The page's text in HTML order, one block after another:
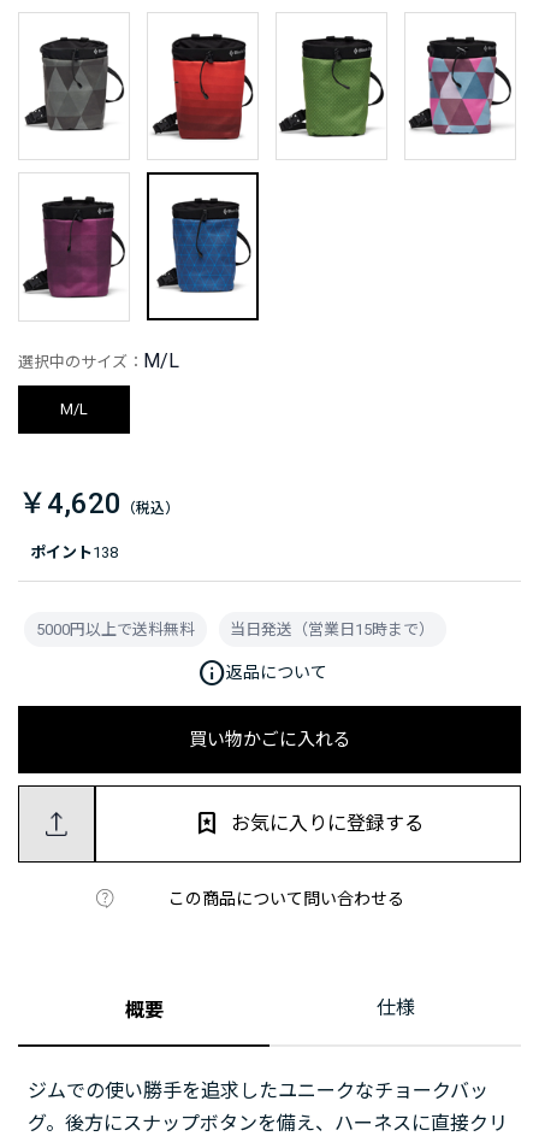
ポイント138
選択中のサイズ： M/L
M/L
￥4,620
買い物かごに入れる
この商品について問い合わせる
お気に入りに登録する
5000円以上で送料無料 当日発送（営業日15時まで）
info返品について
概要 仕様
ジムでの使い勝手を追求したユニークなチョークバッ
グ。後方にスナップボタンを備え、ハーネスに直接クリ